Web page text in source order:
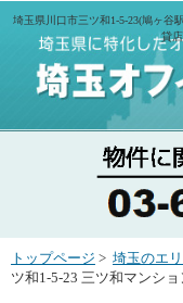
埼玉県川口市三ツ和1-5-23(鳩ヶ谷
貸
トップページ > 埼玉のエ
ツ和1-5-23 三ツ和マンシ